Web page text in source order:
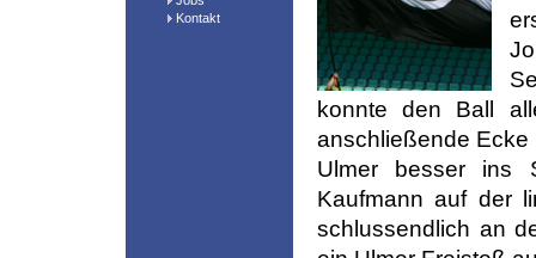
Kontakt
konnte den Ball
anschließende Ecke
Ulmer besser ins
Kaufmann auf der
schlussendlich an